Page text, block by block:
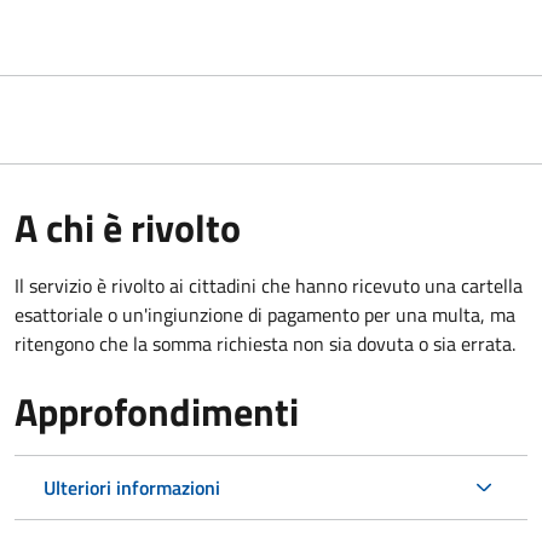
A chi è rivolto
Il servizio è rivolto ai cittadini che hanno ricevuto una cartella
esattoriale o un'ingiunzione di pagamento per una multa, ma
ritengono che la somma richiesta non sia dovuta o sia errata.
Approfondimenti
Ulteriori informazioni